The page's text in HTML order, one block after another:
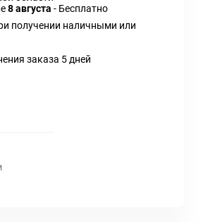
8 августа - Бесплатно
получении наличными или
заказа 5 дней